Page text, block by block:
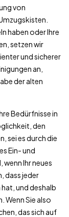
von
haben oder Ihre
setzen wir
und sicherer
an,
der alten
Bedürfnisse in
den
sei es durch die
Ein- und
Ihr neues
dass jeder
und deshalb
Wenn Sie also
das sich auf